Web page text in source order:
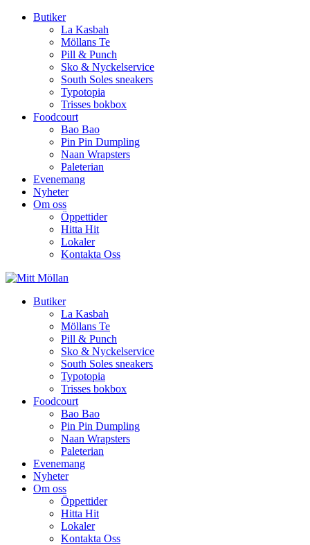
Butiker
La Kasbah
Möllans Te
Pill & Punch
Sko & Nyckelservice
South Soles sneakers
Typotopia
Trisses bokbox
Foodcourt
Bao Bao
Pin Pin Dumpling
Naan Wrapsters
Paleterian
Evenemang
Nyheter
Om oss
Öppettider
Hitta Hit
Lokaler
Kontakta Oss
Butiker
La Kasbah
Möllans Te
Pill & Punch
Sko & Nyckelservice
South Soles sneakers
Typotopia
Trisses bokbox
Foodcourt
Bao Bao
Pin Pin Dumpling
Naan Wrapsters
Paleterian
Evenemang
Nyheter
Om oss
Öppettider
Hitta Hit
Lokaler
Kontakta Oss